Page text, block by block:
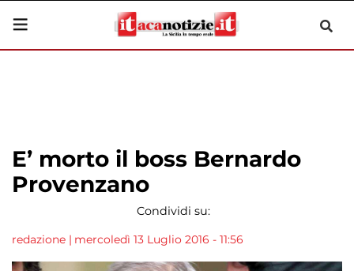
E’ morto il boss Bernardo
Provenzano
Condividi su:
redazione | mercoledì 13 Luglio 2016 - 11:56